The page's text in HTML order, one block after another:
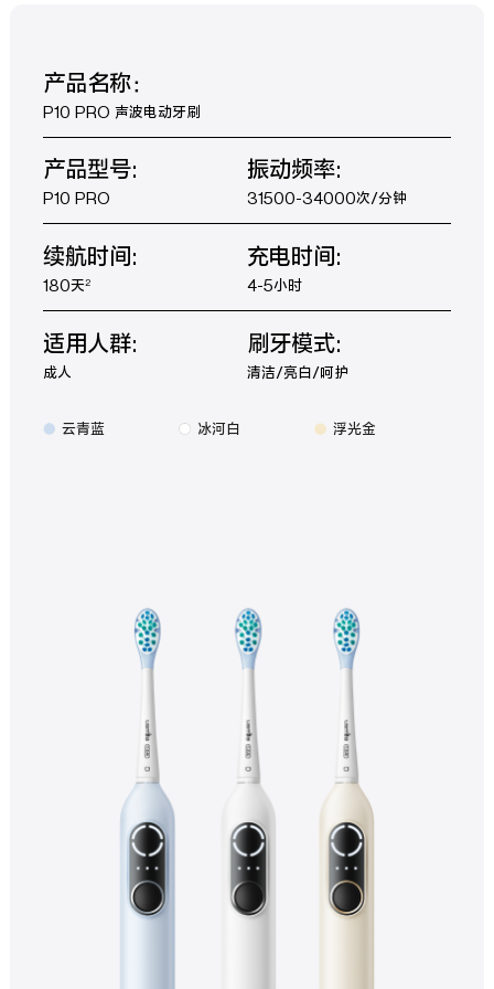
产品名称：
P10 PRO 声波电动牙刷
产品型号:
P10 PRO
振动频率:
31500-34000次/分钟
续航时间:
180天2
充电时间:
4-5小时
适用人群:
成人
刷牙模式:
清洁/亮白/呵护
云青蓝 冰河白 浮光金